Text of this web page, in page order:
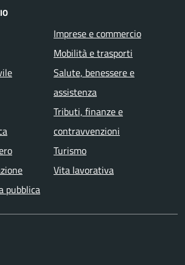
pubblica
Imprese e commercio
Mobilità e trasporti
Salute, benessere e
assistenza
Tributi, finanze e
contravvenzioni
Turismo
Vita lavorativa